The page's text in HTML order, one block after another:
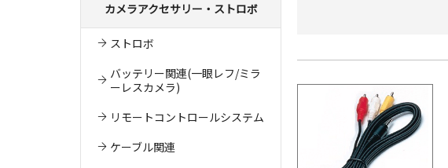
カメラアクセサリー・ストロボ
ストロボ
バッテリー関連(一眼レフ/ミラ
ーレスカメラ)
リモートコントロールシステム
ケーブル関連